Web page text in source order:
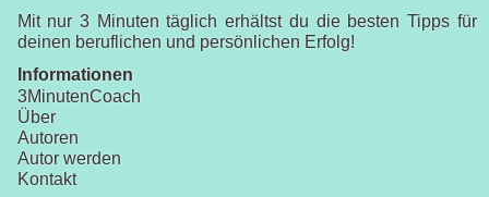
Mit nur 3 Minuten täglich erhältst du die besten Tipps für
deinen beruflichen und persönlichen Erfolg!
Informationen
3MinutenCoach
Über
Autoren
Autor werden
Kontakt